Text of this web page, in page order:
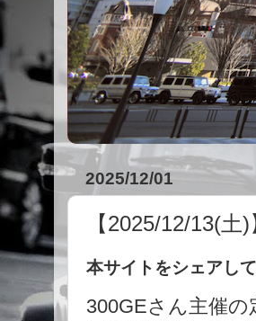
2025/12/01
【2025/12/13(
本サイトをシェアし
300GEさん主催